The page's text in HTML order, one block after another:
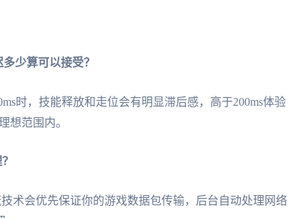
少算可以接受？
时，技能释放和走位会有明显滞后感，高于200ms体验
想范围内。
术会优先保证你的游戏数据包传输，后台自动处理网络